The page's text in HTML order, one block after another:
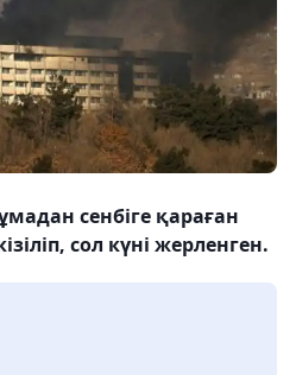
сенбіге қараған
сол күні жерленген.